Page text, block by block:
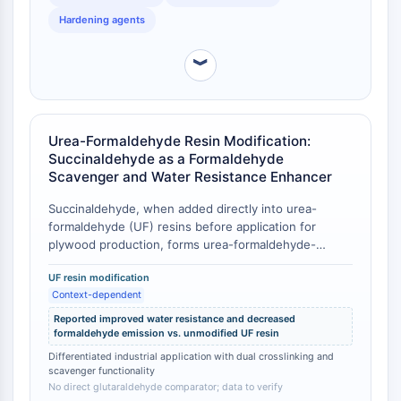
STING
Récepteur de type NOD (NLR)
Récepteur des glucocorticoides
NO synthase
Récepteur de l'histamine
COX
Espèces réactives de l'oxygène ROS
APOPTOSE
Apoptose
Mort cellulaire nécrotique Synonymes :
Nécrose
Ferroptose
Voie intrinsèqueSynonymes: Voie
crosslinking systems, with the implication that the C4
eliminate crosslinking functionality [
Hardening agents
︾
Urea-Formaldehyde Resin Modification:
Succinaldehyde as a Formaldehyde
Scavenger and Water Resistance Enhancer
Succinaldehyde, when added directly into urea-
formaldehyde (UF) resins before application for
plywood production, forms urea-formaldehyde-
succinaldehyde (UFSA) resins in situ during curing .
This modification produced two quantifiable
functional improvements relative to unmodified UF
resins: (1) markedly improved water resistance of the
hardened UF bondline, and (2) decreased
formaldehyde emission from the cured resin . While
no direct comparative data against glutaraldehyde-
modified UF resins are available in the source, this
UF resin modification
Context-dependent
Reported improved water resistance and decreased
formaldehyde emission vs. unmodified UF resin
Differentiated industrial application with dual crosslinking and
scavenger functionality
No direct glutaraldehyde comparator; data to verify